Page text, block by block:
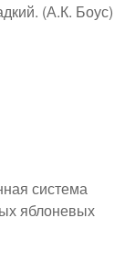
(А.К. Боус)
система
яблоневых